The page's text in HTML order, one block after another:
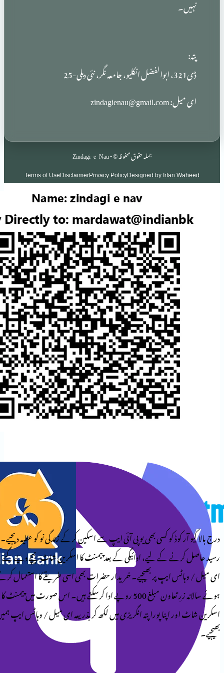
Designed by
Privacy Policy
Disclaimer
Terms of Use
کو کسی بھی یو پی آئی ایپ سے اسکین کرکے زندگی نو کو عطیہ دیجیے۔
لیے، ادائیگی کے بعد پیمنٹ کا اسکرین شاٹ نیچے دیے گئے
پر بھیجیے۔ خریدار حضرات بھی اسی طریقے کا استعمال کرتے
ہوئے سالانہ زرِ تعاون مبلغ 500 روپے ادا کرسکتے ہیں۔ اس صورت میں پیمنٹ کا
پورا پتہ انگریزی میں لکھ کر بذریعہ ای میل / وہاٹس ایپ ہمیں